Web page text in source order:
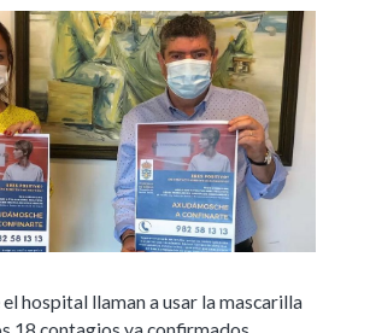
el hospital llaman a usar la mascarilla